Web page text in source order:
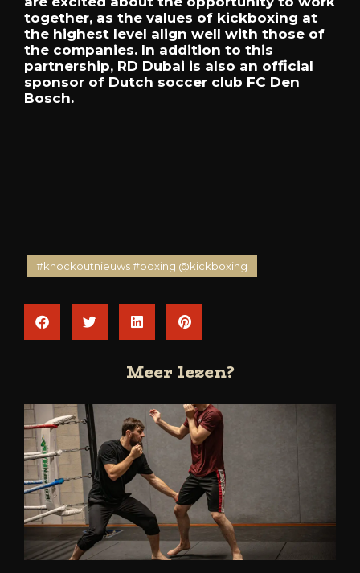
together, as the values of kickboxing at
the highest level align well with those of
the companies. In addition to this
partnership, RD Dubai is also an official
sponsor of Dutch soccer club FC Den
Bosch.
#knockoutnieuws #boxing @kickboxing
Meer lezen?